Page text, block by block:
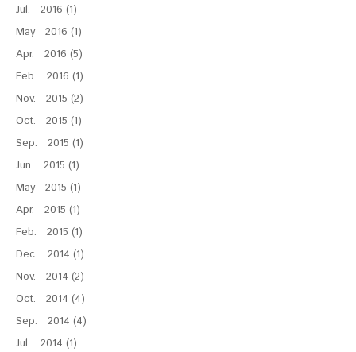
Jul. 2016 (1)
May 2016 (1)
Apr. 2016 (5)
Feb. 2016 (1)
Nov. 2015 (2)
Oct. 2015 (1)
Sep. 2015 (1)
Jun. 2015 (1)
May 2015 (1)
Apr. 2015 (1)
Feb. 2015 (1)
Dec. 2014 (1)
Nov. 2014 (2)
Oct. 2014 (4)
Sep. 2014 (4)
Jul. 2014 (1)